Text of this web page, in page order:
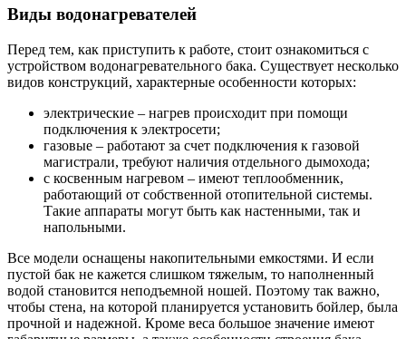
Виды водонагревателей
Перед тем, как приступить к работе, стоит ознакомиться с
устройством водонагревательного бака. Существует несколько
видов конструкций, характерные особенности которых:
электрические – нагрев происходит при помощи
подключения к электросети;
газовые – работают за счет подключения к газовой
магистрали, требуют наличия отдельного дымохода;
с косвенным нагревом – имеют теплообменник,
работающий от собственной отопительной системы.
Такие аппараты могут быть как настенными, так и
напольными.
Все модели оснащены накопительными емкостями. И если
пустой бак не кажется слишком тяжелым, то наполненный
водой становится неподъемной ношей. Поэтому так важно,
чтобы стена, на которой планируется установить бойлер, была
прочной и надежной. Кроме веса большое значение имеют